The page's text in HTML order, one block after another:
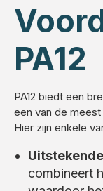
PA12
PA12 biedt een
een van de
Hier zijn enkele
combineert